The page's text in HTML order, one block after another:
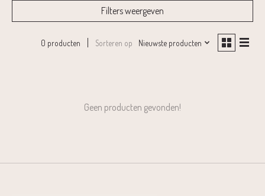
Filters weergeven
0 producten Sorteren op Nieuwste producten
Geen producten gevonden!